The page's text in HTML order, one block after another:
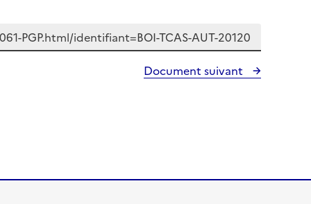
Document suivant
a